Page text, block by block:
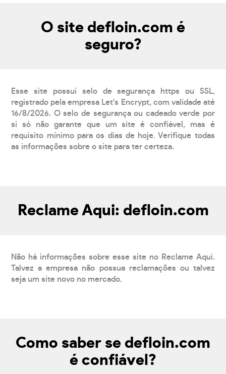
O site defloin.com é
seguro?
Esse site possui selo de segurança https ou SSL,
registrado pela empresa Let's Encrypt, com validade até
16/8/2026. O selo de segurança ou cadeado verde por
si só não garante que um site é confiável, mas é
requisito mínimo para os dias de hoje. Verifique todas
as informações sobre o site para ter certeza.
Reclame Aqui: defloin.com
Não há informações sobre esse site no Reclame Aqui.
Talvez a empresa não possua reclamações ou talvez
seja um site novo no mercado.
Como saber se defloin.com
é confiável?